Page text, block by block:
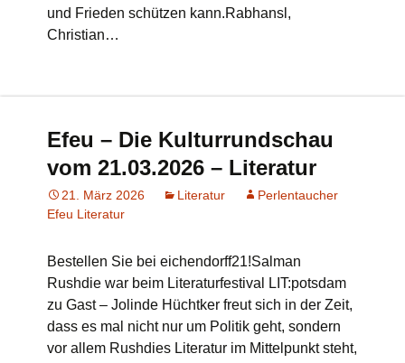
und Frieden schützen kann.Rabhansl,
Christian…
Efeu – Die Kulturrundschau
vom 21.03.2026 – Literatur
21. März 2026 Literatur
Perlentaucher
Efeu Literatur
Bestellen Sie bei eichendorff21!Salman
Rushdie war beim Literaturfestival LIT:potsdam
zu Gast – Jolinde Hüchtker freut sich in der Zeit,
dass es mal nicht nur um Politik geht, sondern
vor allem Rushdies Literatur im Mittelpunkt steht,